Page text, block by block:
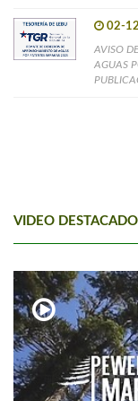
02-
AVISO
AGUAS
VIDEO DESTACADO